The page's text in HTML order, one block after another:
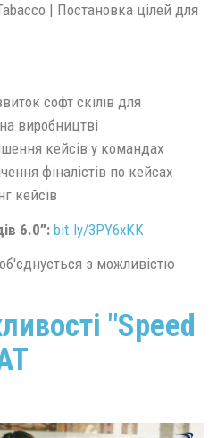
| Постановка цілей для
софт скілів для
виробництві
кейсів у командах
фіналістів по кейсах
кейсів
6.0”: bit.ly/3PY6xKK
з можливістю
"Speed